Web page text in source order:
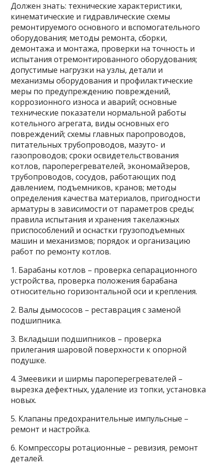
Должен знать: технические характеристики,
кинематические и гидравлические схемы
ремонтируемого основного и вспомогательного
оборудования; методы ремонта, сборки,
демонтажа и монтажа, проверки на точность и
испытания отремонтированного оборудования;
допустимые нагрузки на узлы, детали и
механизмы оборудования и профилактические
меры по предупреждению повреждений,
коррозионного износа и аварий; основные
технические показатели нормальной работы
котельного агрегата, виды основных его
повреждений; схемы главных паропроводов,
питательных трубопроводов, мазуто- и
газопроводов; сроки освидетельствования
котлов, пароперегревателей, экономайзеров,
трубопроводов, сосудов, работающих под
давлением, подъемников, кранов; методы
определения качества материалов, пригодности
арматуры в зависимости от параметров среды;
правила испытания и хранения такелажных
приспособлений и оснастки грузоподъемных
машин и механизмов; порядок и организацию
работ по ремонту котлов.
1. Барабаны котлов – проверка сепарационного
устройства, проверка положения барабана
относительно горизонтальной оси и крепления.
2. Валы дымососов – реставрация с заменой
подшипника.
3. Вкладыши подшипников – проверка
прилегания шаровой поверхности к опорной
подушке.
4. Змеевики и ширмы пароперегревателей –
вырезка дефектных, удаление из топки, установка
новых.
5. Клапаны предохранительные импульсные –
ремонт и настройка.
6. Компрессоры ротационные – ревизия, ремонт
деталей.